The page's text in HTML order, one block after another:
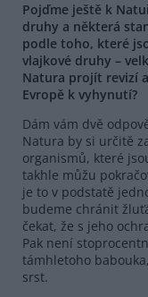
Pojďme ještě k
druhy a některá
podle toho, které
vlajkové druhy –
Natura projít revizí
Evropě k vyhynutí?
Dám vám dvě
Natura by si určitě
organismů, které
takhle můžu
je to v podstatě
budeme chránit
čekat, že s jeho
Pak není
támhletoho
srst.